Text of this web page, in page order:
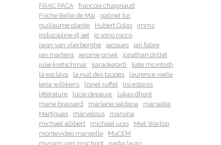
FRAC PACA
francois chaignaud
Friche Belle de Mai
gabriel tur
guillaume plante
Hubert Colas
imms
indiscipline dj set
io sono rocco
iwan van vlierberghe
jacques
jan fabre
jan martens
jerome grivel
jonathan drillet
julie kretschmar
karaoke(art)
kate mcintosh
la esclava
la nuit des taupes
laurence vielle
lena willikens
lionel ruffel
lisi estaras
littérature
lucie depauw
lukas dhont
marie brassard
marlene saldana
marseille
Martigues
marvelous
marvina
michael allibert
michael uras
Miet Warlop
montevideo marseille
MuCEM
myriam van imschoot
nadia lauro